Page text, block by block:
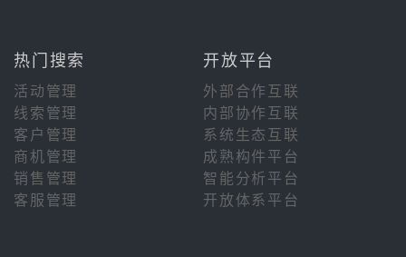
热门搜索 开放平台
活动管理
外部合作互联
线索管理
内部协作互联
客户管理
系统生态互联
商机管理
成熟构件平台
销售管理
智能分析平台
客服管理
开放体系平台